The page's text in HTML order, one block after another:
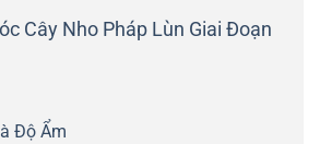
Cây Nho Pháp Lùn Giai Đoạn
Độ Ẩm